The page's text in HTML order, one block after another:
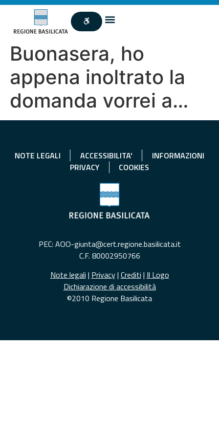
Buonasera, ho
appena inoltrato la
domanda vorrei a…
NOTE LEGALI ACCESSIBILITA'
INFORMAZIONI
PRIVACY
COOKIES
PEC: AOO-giunta@cert.regione.basilicata.it
C.F. 80002950766
Note legali | Privacy| Crediti | Il Logo
Dichiarazione di accessibilità
©2010 Regione Basilicata